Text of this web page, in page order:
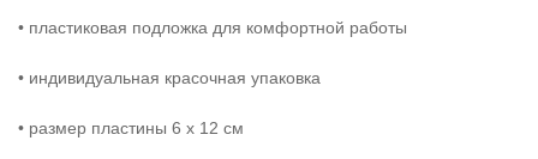
• пластиковая подложка для комфортной работы
• индивидуальная красочная упаковка
• размер пластины 6 x 12 см